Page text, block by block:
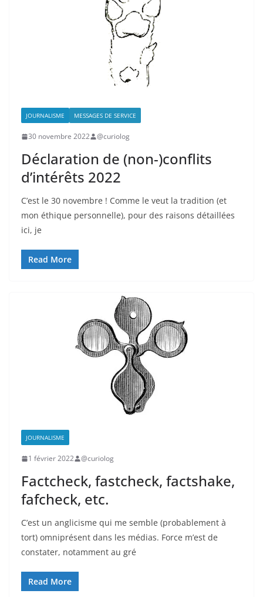
JOURNALISME MESSAGES DE SERVICE
30 novembre 2022 @curiolog
Déclaration de (non-)conflits
d’intérêts 2022
C’est le 30 novembre ! Comme le veut la tradition (et
mon éthique personnelle), pour des raisons détaillées
ici, je
Read More
JOURNALISME
1 février 2022 @curiolog
Factcheck, fastcheck, factshake,
fafcheck, etc.
C’est un anglicisme qui me semble (probablement à
tort) omniprésent dans les médias. Force m’est de
constater, notamment au gré
Read More